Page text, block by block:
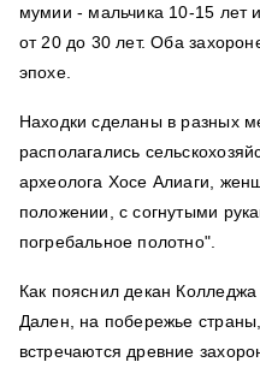
мумии - мальчика 10-15 лет
от 20 до 30 лет. Оба
эпохе.
Находки сделаны в разных
располагались
археолога Хосе Алиаги,
положении, с согнутыми
погребальное полотно".
Как пояснил декан
Дален, на побережье
встречаются древние